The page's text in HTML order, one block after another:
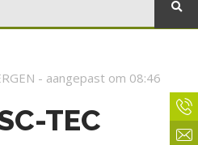
- aangepast om 08:46
TEC